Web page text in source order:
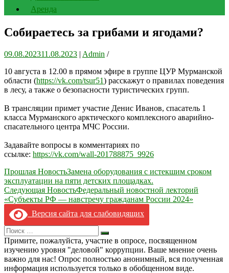
Аренда
Собираетесь за грибами и ягодами?
09.08.202311.08.2023 | Admin /
10 августа в 12.00 в прямом эфире в группе ЦУР Мурманской
области (https://vk.com/tsur51) расскажут о правилах поведения
в лесу, а также о безопасности туристических групп.
В трансляции примет участие Денис Иванов, спасатель 1
класса Мурманского арктического комплексного аварийно-
спасательного центра МЧС России.
Задавайте вопросы в комментариях по
ссылке: https://vk.com/wall-201788875_9926
Навигация
по
записям
Прошлая НовостьЗамена оборудования с истекшим сроком
эксплуатации на пяти детских площадках.
Следующая НовостьФедеральный новостной лекторий
«Субъекты РФ — навстречу гражданам России 2024»
Версия сайта для слабовидящих
Search
for:
Искать
Примите, пожалуйста, участие в опросе, посвященном
изучению уровня "деловой" коррупции. Ваше мнение очень
важно для нас! Опрос полностью анонимный, вся полученная
информация используется только в обобщенном виде.